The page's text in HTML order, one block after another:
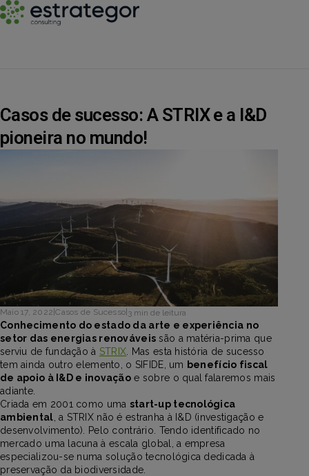
Casos de sucesso: A STRIX e a I&D
pioneira no mundo!
Maio 17, 2022 |Casos de Sucesso 3 min de leitura
Conhecimento do estado da arte e experiência no
setor das energias renováveis são a matéria-prima que
serviu de fundação à STRIX . Mas esta história de sucesso
tem ainda outro elemento, o SIFIDE, um benefício fiscal
de apoio à I&D e inovação e sobre o qual falaremos mais
adiante.
Criada em 2001 como uma start-up tecnológica
ambiental , a STRIX não é estranha à I&D (investigação e
desenvolvimento). Pelo contrário. Tendo identificado no
mercado uma lacuna à escala global, a empresa
especializou-se numa solução tecnológica dedicada à
preservação da biodiversidade.